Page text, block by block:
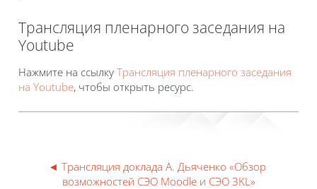
Трансляция пленарного заседания на
Youtube
Требуемые условия завершения
Нажмите на ссылку Трансляция пленарного заседания
на Youtube, чтобы открыть ресурс.
◄ Трансляция доклада А. Дьяченко «Обзор
возможностей СЭО Moodle и СЭО 3KL»